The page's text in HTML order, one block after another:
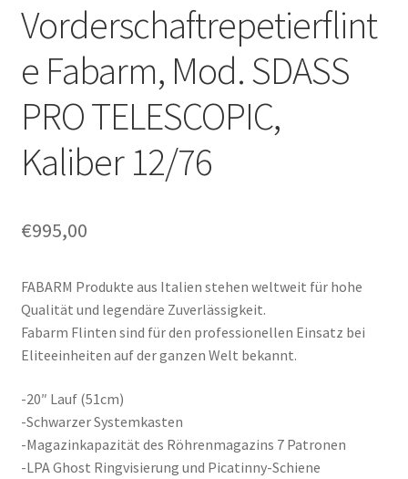
Vorderschaftrepetierflint
e Fabarm, Mod. SDASS
PRO TELESCOPIC,
Kaliber 12/76
€995,00
FABARM Produkte aus Italien stehen weltweit für hohe
Qualität und legendäre Zuverlässigkeit.
Fabarm Flinten sind für den professionellen Einsatz bei
Eliteeinheiten auf der ganzen Welt bekannt.
-20″ Lauf (51cm)
-Schwarzer Systemkasten
-Magazinkapazität des Röhrenmagazins 7 Patronen
-LPA Ghost Ringvisierung und Picatinny-Schiene